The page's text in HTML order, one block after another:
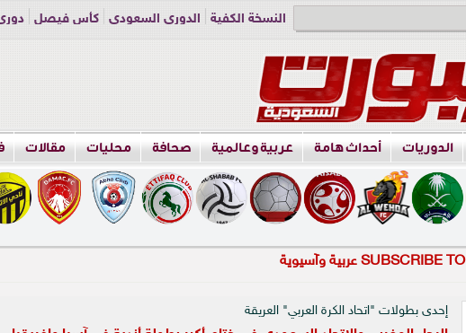
النسخة الكفية الدوري السعودي كأس فيصل
الدوريات أحداث هامة عربية وعالمية صحافة محليات مقالات
SUBSCRIBE TO عربية وآسيوية
إحدى بطولات "اتحاد الكرة العربي" العريقة